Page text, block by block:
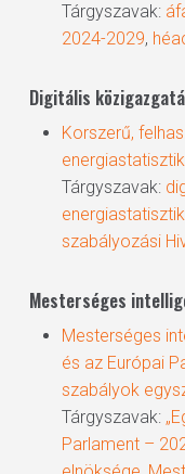
Tárgyszavak:
2024-2029,
Digitális
Korszerű,
Tárgyszavak:
szabályozási
Mesterséges
Mesterséges
és az Európai
szabályok
Tárgyszavak:
Parlament –